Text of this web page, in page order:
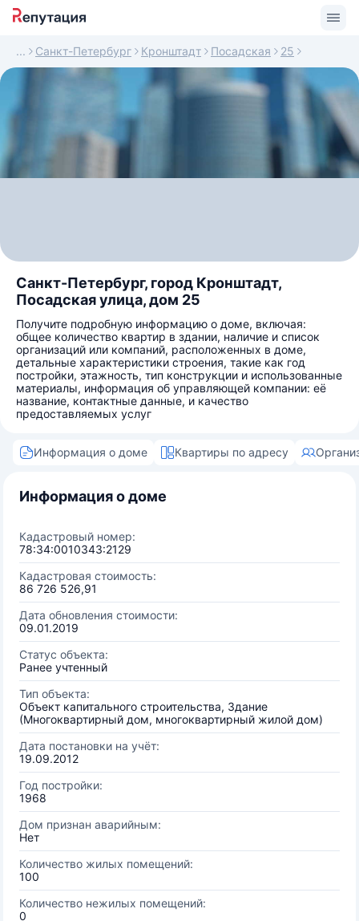
Санкт-Петербург Кронштадт Посадская 25
Санкт-Петербург, город Кронштадт,
Посадская улица, дом 25
Получите подробную информацию о доме, включая:
общее количество квартир в здании, наличие и список
организаций или компаний, расположенных в доме,
детальные характеристики строения, такие как год
постройки, этажность, тип конструкции и использованные
материалы, информация об управляющей компании: её
название, контактные данные, и качество
предоставляемых услуг
Информация о доме Квартиры по адресу
Информация о доме
Кадастровый номер:
78:34:0010343:2129
Кадастровая стоимость:
86 726 526,91
Дата обновления стоимости:
09.01.2019
Статус объекта:
Ранее учтенный
Тип объекта:
Объект капитального строительства, Здание
(Многоквартирный дом, многоквартирный жилой дом)
Дата постановки на учёт:
19.09.2012
Год постройки:
1968
Дом признан аварийным:
Нет
Количество жилых помещений:
100
Количество нежилых помещений:
0